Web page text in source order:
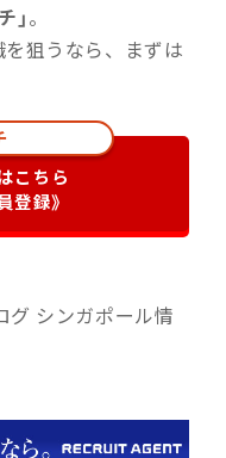
」。
狙うなら、まずは
こちら
登録》